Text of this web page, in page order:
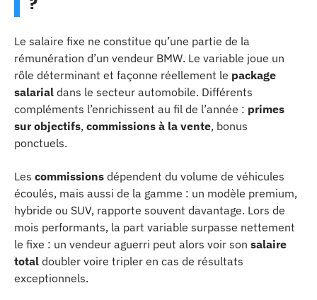
Le salaire fixe ne constitue qu’une partie de la
rémunération d’un vendeur BMW. Le variable joue un
rôle déterminant et façonne réellement le package
salarial dans le secteur automobile. Différents
compléments l’enrichissent au fil de l’année : primes
sur objectifs, commissions à la vente, bonus
ponctuels.
Les commissions dépendent du volume de véhicules
écoulés, mais aussi de la gamme : un modèle premium,
hybride ou SUV, rapporte souvent davantage. Lors de
mois performants, la part variable surpasse nettement
le fixe : un vendeur aguerri peut alors voir son salaire
total doubler voire tripler en cas de résultats
exceptionnels.